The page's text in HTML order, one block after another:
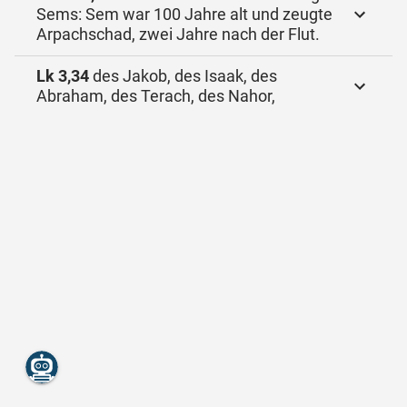
Sems: Sem war 100 Jahre alt und zeugte
Arpachschad, zwei Jahre nach der Flut.
Lk 3,34des Jakob, des Isaak, des
Abraham, des Terach, des Nahor,